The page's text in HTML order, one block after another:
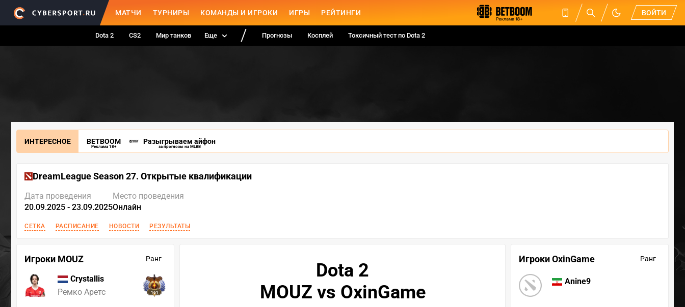
МАТЧИ ТУРНИРЫ КОМАНДЫ И ИГРОКИ ИГРЫ РЕЙТИНГИ ВОЙТИ
Dota 2 CS2 Мир танков Еще Прогнозы Косплей Токсичный тест по Dota 2
ИНТЕРЕСНОЕ BETBOOM
Реклама 18+
Разыгрываем айфон
за прогнозы на MLBB
DreamLeague Season 27. Открытые квалификации
Дата проведения
20.09.2025 - 23.09.2025
Место проведения
Онлайн
СЕТКА РАСПИСАНИЕ НОВОСТИ РЕЗУЛЬТАТЫ
Игроки MOUZ Ранг
Crystallis
Ремко Аретс
161
Игроки OxinGame Ранг
Anine9
Dota 2
MOUZ vs OxinGame